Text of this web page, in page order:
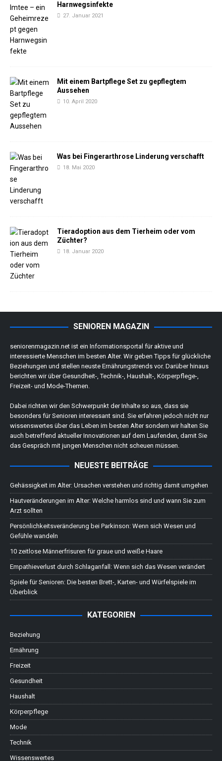
Harnwegsinfekte
27. Januar 2021
Mit einem Bartpflege Set zu gepflegtem
Aussehen
10. April 2020
Was bei Fingerarthrose Linderung verschafft
18. Mai 2020
Tieradoption aus dem Tierheim oder vom
Züchter?
18. Januar 2020
SENIOREN MAGAZIN
seniorenmagazin.net ist ein Informationsportal für aktive und
interessierte Menschen im besten Alter. Wir geben Tipps für glückliche
Beziehungen und stellen neuste Ernährungstrends vor. Darüber hinaus
berichten wir über Gesundheit-, Technik-, Haushalt-, Körperpflege-,
Freizeit- und Mode-Themen.
Dabei richten wir den Schwerpunkt der Inhalte so aus, dass sie
besonders für Senioren interessant sind. Sie erfahren jedoch nicht nur
wissenswertes über das Leben im besten Alter sondern wir halten Sie
auch betreffend aktueller Innovationen auf dem Laufenden, damit Sie
das Gespräch mit jungen Menschen nicht scheuen müssen.
NEUESTE BEITRÄGE
Gehässigkeit im Alter: Ursachen verstehen und richtig damit umgehen
Hautveränderungen im Alter: Welche harmlos sind und wann Sie zum
Arzt sollten
Persönlichkeitsveränderung bei Parkinson: Wenn sich Wesen und
Gefühle wandeln
10 zeitlose Männerfrisuren für graue und weiße Haare
Empathieverlust durch Schlaganfall: Wenn sich das Wesen verändert
Spiele für Senioren: Die besten Brett-, Karten- und Würfelspiele im
Überblick
KATEGORIEN
Beziehung
Ernährung
Freizeit
Gesundheit
Haushalt
Körperpflege
Mode
Technik
Wissenswertes